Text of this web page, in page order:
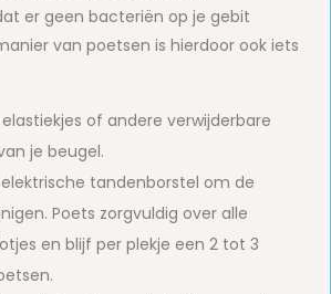
er geen bacteriën op je gebit
van poetsen is hierdoor ook iets
of andere verwijderbare
je beugel.
tandenborstel om de
Poets zorgvuldig over alle
en blijf per plekje een 2 tot 3